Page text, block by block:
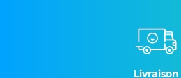
Livraison